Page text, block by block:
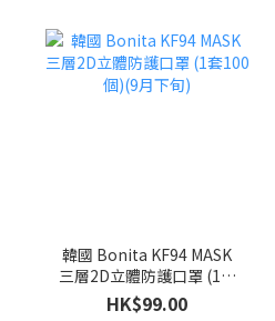
韓國 Bonita KF94 MASK
三層2D立體防護口罩 (1套
100個)(9月下旬)
HK$99.00